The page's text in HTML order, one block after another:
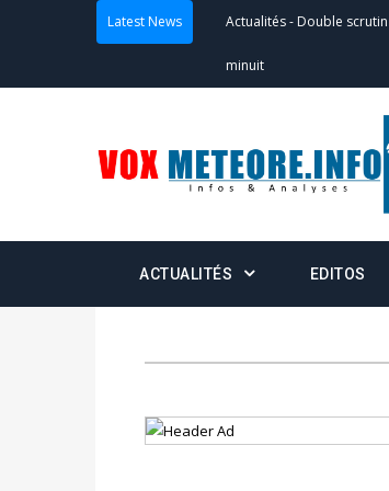
Latest News Actualités Double
minuit
Convocation
Centralisation des Votes
Politique Candidats :
Politique-Double scrutin
Politique-Délégués de
ACTUALITÉS EDITOS